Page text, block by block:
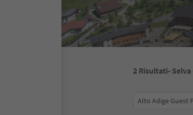
2 Risultati- Selva
Alto Adige Guest